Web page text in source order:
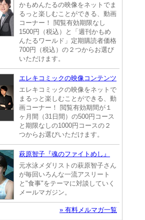
かもめんたるの映像をネットでま
るっと楽しむことができる、動画
コーナー！ 閲覧有効期限なし
1500円（税込）と「週刊かもめ
んたるワールド」定期購読者価格
700円（税込）の２つからお選び
いただけます。
エレキコミックの映像コンテンツ
エレキコミックの映像をネットで
まるっと楽しむことができる、動
画コーナー！ 閲覧有効期間が１
ヶ月間（31日間）の500円コース
と期限なしの1000円コースの２
つからお選びいただけます。
萩原智子『魂のファイトめし』
元水泳メダリストの萩原智子さん
が毎回いろんな一流アスリート
と"食事"をテーマに対談していく
メールマガジン。
» 有料メルマガ一覧